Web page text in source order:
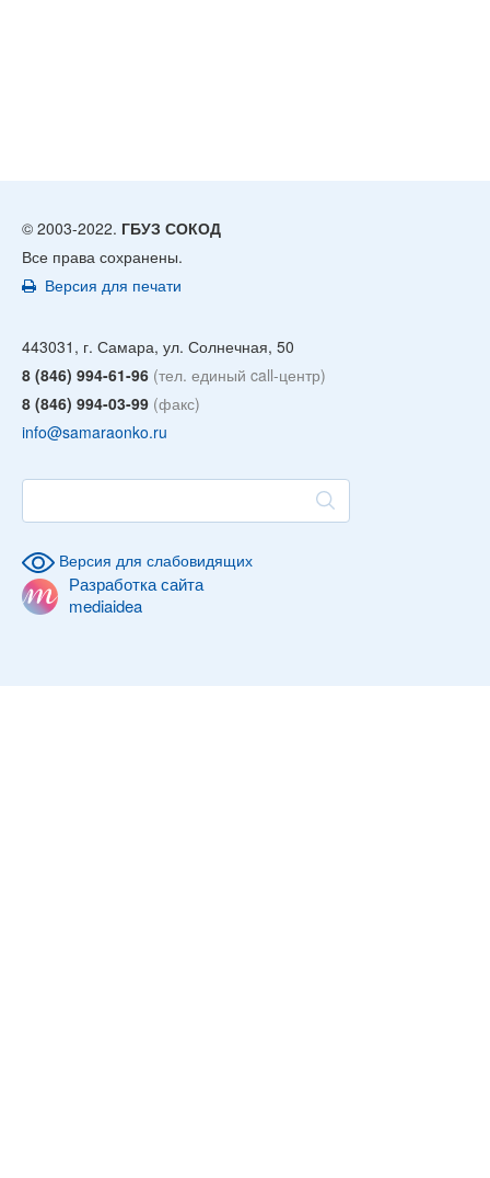
© 2003-2022. ГБУЗ СОКОД
Все права сохранены.
Версия для печати
443031, г. Самара, ул. Солнечная, 50
8 (846) 994-61-96 (тел. единый call-центр)
8 (846) 994-03-99 (факс)
info@samaraonko.ru
Версия для слабовидящих
Разработка сайта
mediaidea